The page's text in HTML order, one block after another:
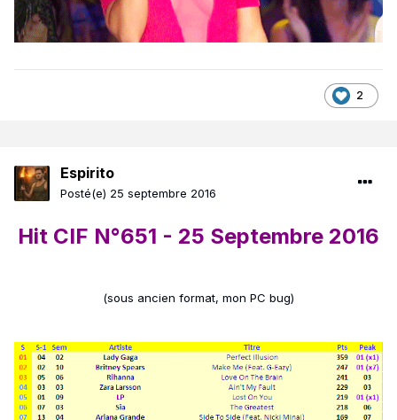
2
Espirito
Posté(e) 25 septembre 2016
Hit CIF N°651 - 25 Septembre 2016
(sous ancien format, mon PC bug)